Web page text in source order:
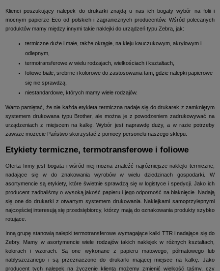
Klienci poszukujący nalepek do drukarki znajdą u nas ich bogaty wybór na folii i
mocnym papierze Eco od polskich i zagranicznych producentów. Wśród polecanych
produktów mamy między innymi takie naklejki do urządzeń typu Zebra, jak:
termiczne duże i małe, także okrągłe, na kleju kauczukowym, akrylowym i
odlepnym,
termotransferowe w wielu rodzajach, wielkościach i kształtach,
foliowe białe, srebrne i kolorowe do zastosowania tam, gdzie nalepki papierowe
się nie sprawdzą,
niestandardowe, których mamy wiele rodzajów.
Warto pamiętać, że nie każda etykieta termiczna nadaje się do drukarek z zamkniętym
systemem drukowana typu Brother, ale można je z powodzeniem zadrukowywać na
urządzeniach z miejscem na kalkę. Wybór jest naprawdę duży, a w razie potrzeby
zawsze możecie Państwo skorzystać z pomocy personelu naszego sklepu.
Etykiety termiczne, termotransferowe i foliowe
Oferta firmy jest bogata i wśród niej można znaleźć najróżniejsze naklejki termiczne,
nadające się w do znakowania wyrobów w wielu dziedzinach gospodarki. W
asortymencie są etykiety, które świetnie sprawdzą się w logistyce i spedycji. Jako ich
producent zadbaliśmy o wysoką jakość papieru i jego odporność na blaknięcie. Nadają
się one do drukarki z otwartym systemem drukowania. Naklejkami samoprzylepnymi
najczęściej interesują się przedsiębiorcy, którzy mają do oznakowania produkty szybko
rotujące.
Inną grupę stanowią nalepki termotransferowe wymagające kalki TTR i nadające się do
Zebry. Mamy w asortymencie wiele rodzajów takich naklejek w różnych kształtach,
kolorach i wzorach. Są one wykonane z papieru matowego, półmatowego lub
nabłyszczanego i są przeznaczone do drukarki mającej miejsce na kalkę. Jako
producent tych nalepek na życzenie klienta możemy zmienić wielkość taśmy, czy